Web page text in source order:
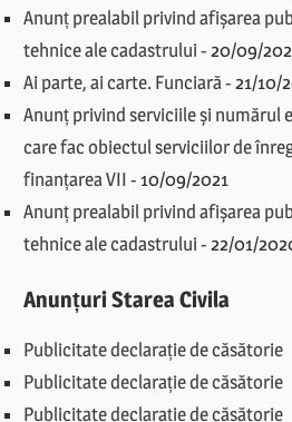
Anunț prealabil privind afișarea
tehnice ale cadastrului-20/09/
Ai parte, ai carte. Funciară -21/10/
Anunț privind serviciile și numărul
care fac obiectul serviciilor de
finanțarea VII - 10/09/2021
Anunț prealabil privind afișarea
tehnice ale cadastrului-22/01/
Anunțuri Starea Civila
Publicitate declarație de căsătorie
Publicitate declarație de căsătorie
Publicitate declarație de căsătorie